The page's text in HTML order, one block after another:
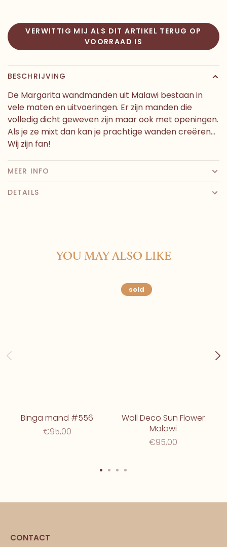
VERWITTIG MIJ ALS DIT ARTIKEL TERUG OP
VOORRAAD IS
BESCHRIJVING
De Margarita wandmanden uit Malawi bestaan in
vele maten en uitvoeringen. Er zijn manden die
volledig dicht geweven zijn maar ook met openingen.
Als je ze mixt dan kan je prachtige wanden creëren...
Wij zijn fan!
MEER INFO
DETAILS
YOU MAY ALSO LIKE
Binga mand #556
€95,00
sold
Wall Deco Sun Flower
Malawi
€95,00
CONTACT